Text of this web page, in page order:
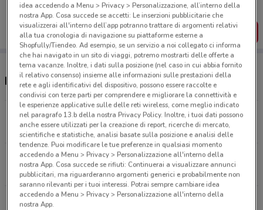
dal tuo cellulare.
SCARICA L’APP
Negozi Nespresso nelle vicinanze
Via Dei Gracchi, 163 Roma
2.8 km
Via Cola Di Rienzo, 173 Roma
2.9 km
CHIUSO
Piazza Di Spagna, 34 Roma
idea accedendo a Menu > Privacy > Personalizzazione, all’interno della
nostra App. Cosa succede se accetti: Le inserzioni pubblicitarie che
visualizzerai all'interno dell’app potranno trattare di argomenti relativi
alla tua cronologia di navigazione su piattaforme esterne a
Shopfully/Tiendeo. Ad esempio, se un servizio a noi collegato ci informa
che hai navigato in un sito di viaggi, potremo mostrarti delle offerte a
tema vacanze. Inoltre, i dati sulla posizione (nel caso in cui abbia fornito
il relativo consenso) insieme alle informazioni sulle prestazioni della
rete e agli identificativi del dispositivo, possono essere raccolte e
condivisi con terze parti per comprendere e migliorare la connettività e
le esperienze applicative sulle delle reti wireless, come meglio indicato
nel paragrafo 13.b della nostra Privacy Policy. Inoltre, i tuoi dati possono
anche essere utilizzati per la creazione di report, ricerche di mercato,
scientifiche e statistiche, analisi basate sulla posizione e analisi delle
tendenze. Puoi modificare le tue preferenze in qualsiasi momento
accedendo a Menu > Privacy > Personalizzazione all'interno della
nostra App. Cosa succede se rifiuti: Continuerai a visualizzare annunci
pubblicitari, ma riguarderanno argomenti generici e probabilmente non
saranno rilevanti per i tuoi interessi. Potrai sempre cambiare idea
accedendo a Menu > Privacy > Personalizzazione all'interno della
nostra App.